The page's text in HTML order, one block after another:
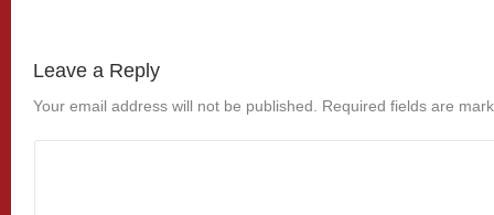
Leave a Reply
Your email address will not be published. Required fields are